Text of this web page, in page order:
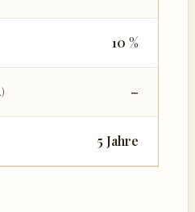
10 %
–
5 Jahre